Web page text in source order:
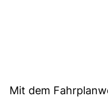
Mit dem